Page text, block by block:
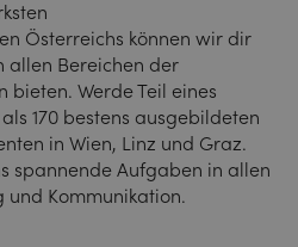
Österreichs können wir dir
allen Bereichen der
Werde Teil eines
170 bestens ausgebildeten
in Wien, Linz und Graz.
spannende Aufgaben in allen
und Kommunikation.